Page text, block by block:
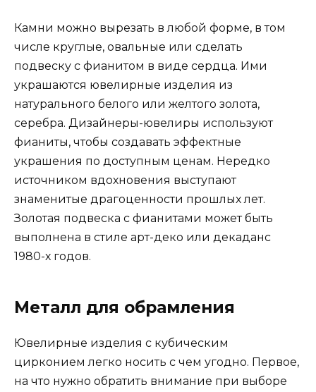
Камни можно вырезать в любой форме, в том
числе круглые, овальные или сделать
подвеску с фианитом в виде сердца. Ими
украшаются ювелирные изделия из
натурального белого или желтого золота,
серебра. Дизайнеры-ювелиры используют
фианиты, чтобы создавать эффектные
украшения по доступным ценам. Нередко
источником вдохновения выступают
знаменитые драгоценности прошлых лет.
Золотая подвеска с фианитами может быть
выполнена в стиле арт-деко или декаданс
1980-х годов.
Металл для обрамления
Ювелирные изделия с кубическим
цирконием легко носить с чем угодно. Первое,
на что нужно обратить внимание при выборе